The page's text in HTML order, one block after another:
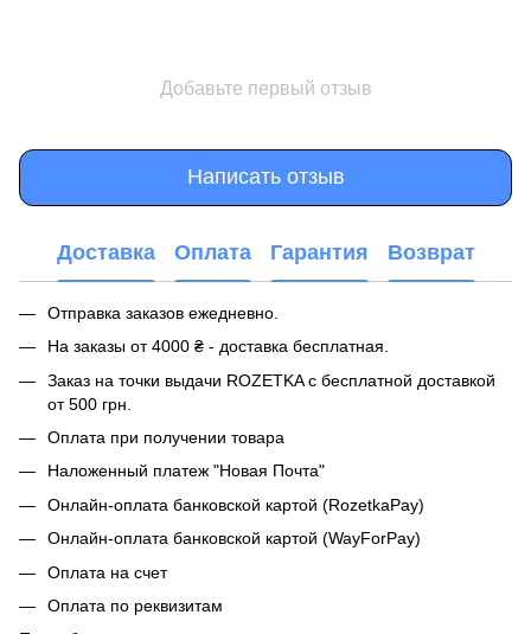
Добавьте первый отзыв
Написать отзыв
Доставка Оплата Гарантия Возврат
Отправка заказов ежедневно.
На заказы от 4000 ₴ - доставка бесплатная.
Заказ на точки выдачи ROZETKA с бесплатной доставкой
от 500 грн.
Оплата при получении товара
Наложенный платеж "Новая Почта"
Онлайн-оплата банковской картой (RozetkaPay)
Онлайн-оплата банковской картой (WayForPay)
Оплата на счет
Оплата по реквизитам